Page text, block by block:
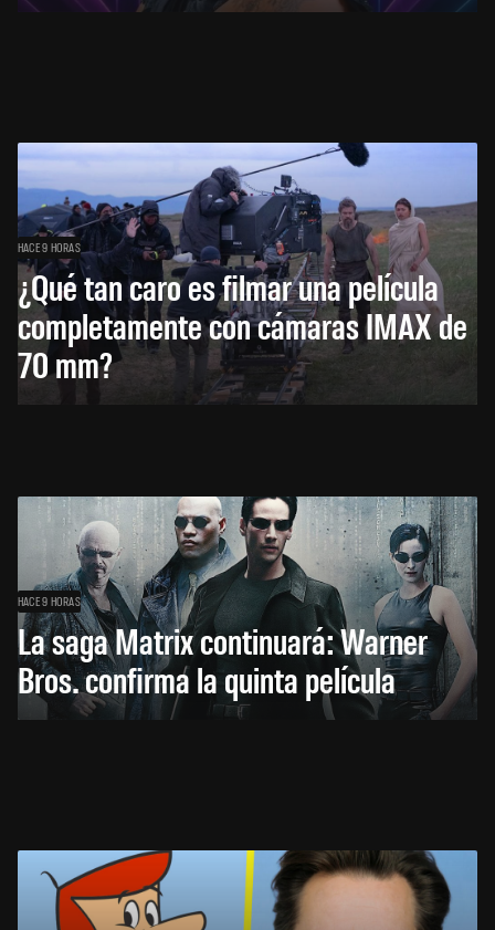
HACE 9 HORAS
¿Qué tan caro es filmar una película
completamente con cámaras IMAX de
70 mm?
HACE 9 HORAS
La saga Matrix continuará: Warner
Bros. confirma la quinta película